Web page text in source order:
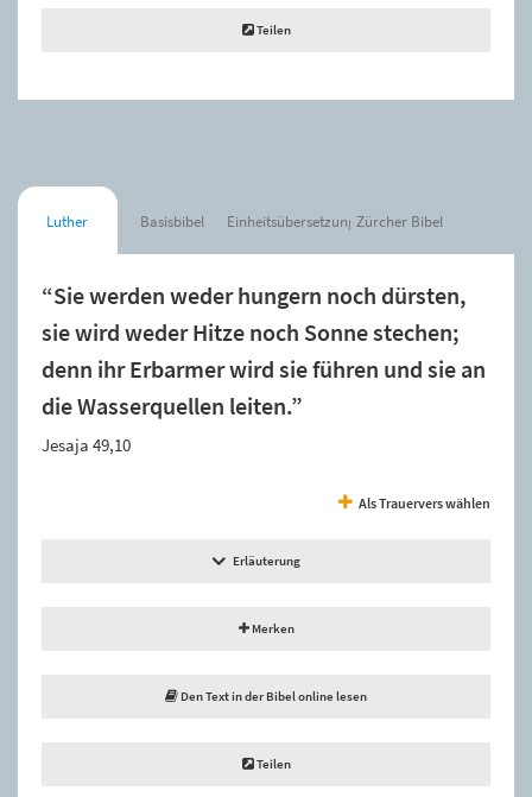
Teilen
Luther Basisbibel Einheitsübersetzung Zürcher Bibel
“Sie werden weder hungern noch dürsten,
sie wird weder Hitze noch Sonne stechen;
denn ihr Erbarmer wird sie führen und sie an
die Wasserquellen leiten.”
Jesaja 49,10
Als Trauervers wählen
Erläuterung
Merken
Den Text in der Bibel online lesen
Teilen